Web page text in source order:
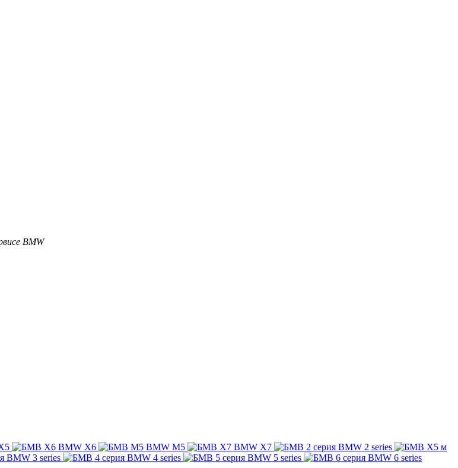
BMW
BMW X6 BMW M5 BMW X7
BMW 2 series
BMW 3 series BMW 4 series BMW 5 series
BMW 6 series